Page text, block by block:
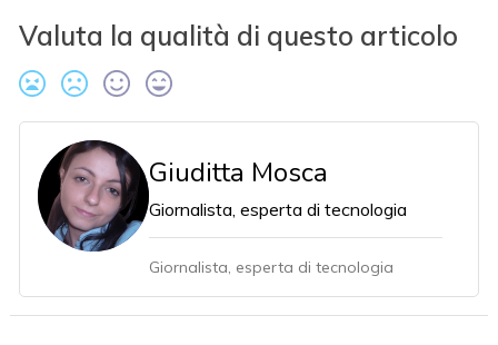
Valuta la qualità di questo articolo
Giuditta Mosca
Giornalista, esperta di tecnologia
Giornalista, esperta di tecnologia